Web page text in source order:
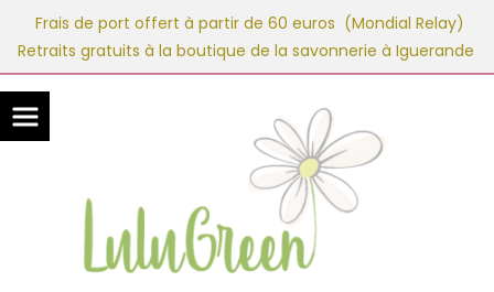
Frais de port offert à partir de 60 euros (Mondial Relay)
Retraits gratuits à la boutique de la savonnerie à Iguerande